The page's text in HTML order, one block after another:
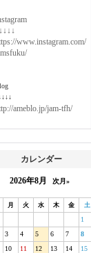
www.instagram.com/
ameblo.jp/jam-tfh/
カレンダー
2026年8月 次月»
月 火 水 木 金 土
1
3 4 5 6 7
8
10 11 12 13 14
15